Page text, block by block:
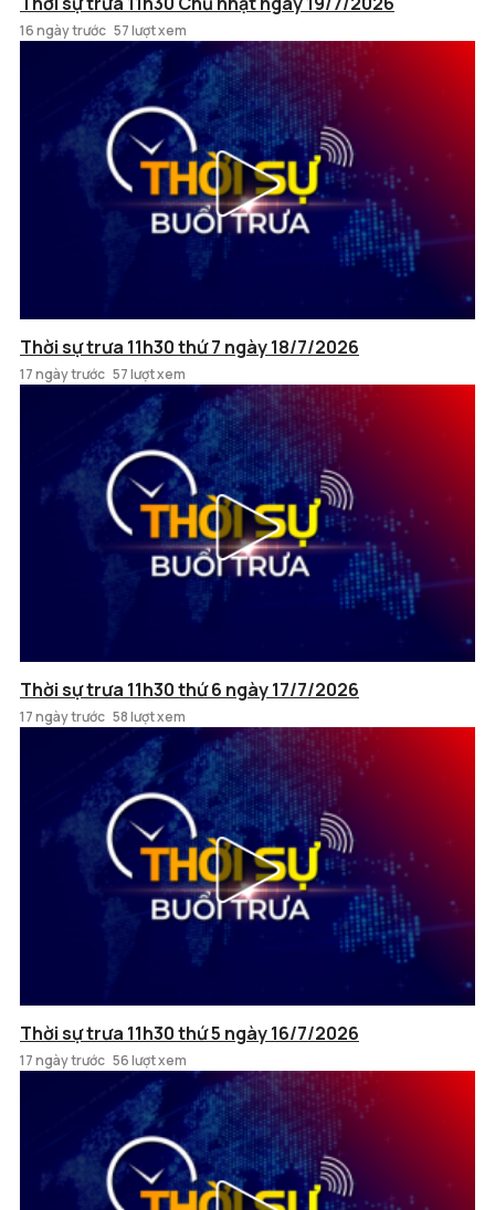
16 ngày trước 57 lượt xem
Thời sự trưa 11h30 thứ 7 ngày 18/7/2026
17 ngày trước 57 lượt xem
Thời sự trưa 11h30 thứ 6 ngày 17/7/2026
17 ngày trước 58 lượt xem
Thời sự trưa 11h30 thứ 5 ngày 16/7/2026
17 ngày trước 56 lượt xem